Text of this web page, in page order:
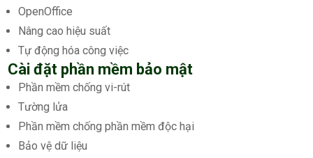
OpenOffice
Nâng cao hiệu suất
Tự động hóa công việc
Cài đặt phần mềm bảo mật
Phần mềm chống vi-rút
Tường lửa
Phần mềm chống phần mềm độc hại
Bảo vệ dữ liệu